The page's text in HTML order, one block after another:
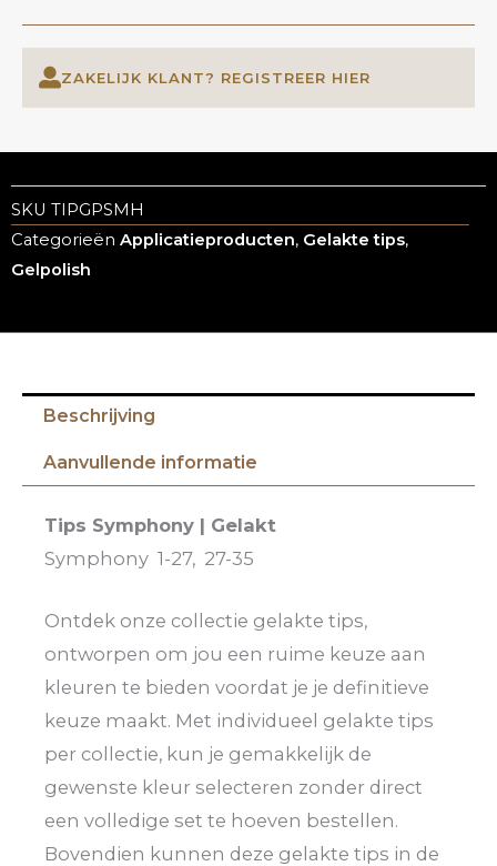
ZAKELIJK KLANT? REGISTREER HIER
SKU TIPGPSMH
Categorieën Applicatieproducten, Gelakte tips,
Gelpolish
Beschrijving
Aanvullende informatie
Tips Symphony | Gelakt
Symphony 1-27, 27-35
Ontdek onze collectie gelakte tips,
ontworpen om jou een ruime keuze aan
kleuren te bieden voordat je je definitieve
keuze maakt. Met individueel gelakte tips
per collectie, kun je gemakkelijk de
gewenste kleur selecteren zonder direct
een volledige set te hoeven bestellen.
Bovendien kunnen deze gelakte tips in de